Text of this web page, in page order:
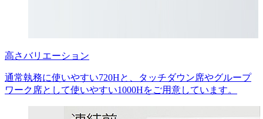
高さバリエーション
通常執務に使いやすい720Hと、タッチダウン席やグループ
ワーク席として使いやすい1000Hをご用意しています。